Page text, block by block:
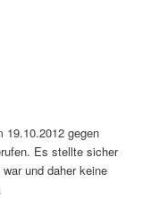
19.10.2012 gegen
Es stellte sicher
und daher keine